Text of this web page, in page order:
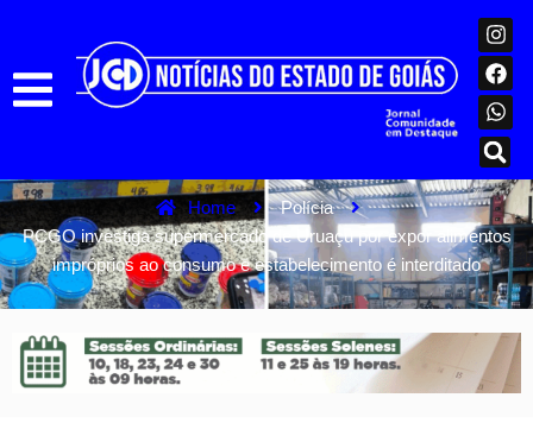
Home
Polícia
PCGO investiga supermercado de Uruaçu por expor alimentos
impróprios ao consumo e estabelecimento é interditado